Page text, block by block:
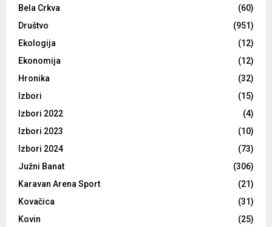
Bela Crkva
(60)
Društvo
(951)
Ekologija
(12)
Ekonomija
(12)
Hronika
(32)
Izbori
(15)
Izbori 2022
(4)
Izbori 2023
(10)
Izbori 2024
(73)
Južni Banat
(306)
Karavan Arena Sport
(21)
Kovačica
(31)
Kovin
(25)